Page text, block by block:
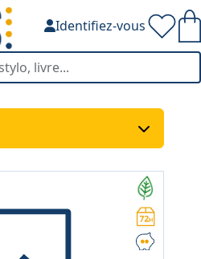
Identifiez-vous
Fiches —